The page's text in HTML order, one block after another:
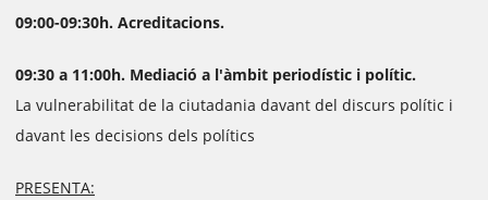
09:00-09:30h. Acreditacions.
09:30 a 11:00h. Mediació a l'àmbit periodístic i polític.
La vulnerabilitat de la ciutadania davant del discurs polític i
davant les decisions dels polítics
PRESENTA: